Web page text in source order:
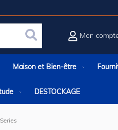
Rechercher
Mon
Maison et Bien-être
DESTOCKAGE